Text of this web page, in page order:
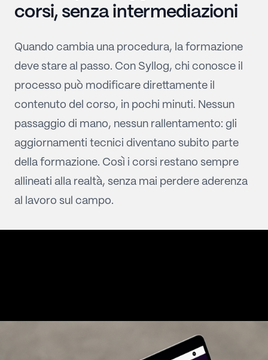
corsi, senza intermediazioni
Quando cambia una procedura, la formazione
deve stare al passo. Con Syllog, chi conosce il
processo può modificare direttamente il
contenuto del corso, in pochi minuti. Nessun
passaggio di mano, nessun rallentamento: gli
aggiornamenti tecnici diventano subito parte
della formazione. Così i corsi restano sempre
allineati alla realtà, senza mai perdere aderenza
al lavoro sul campo.